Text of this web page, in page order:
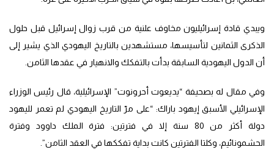
ويبدي قادة إسرائيليون مخاوف علنية من قرب زوال إسرائيل قبل حلول
الذكرى الثمانين لتأسيسها، مستشهدين بالتاريخ اليهودي الذي يشير إلى
أن الدول اليهودية السابقة بدأت بالتفكك والانهيار في عقدها الثامن.
وفي مقال له بصحيفة “يديعوت أحرونوت” الإسرائيلية، قال رئيس الوزراء
الإسرائيلي الأسبق إيهود باراك: “على مرّ التاريخ اليهودي لم تعمر لليهود
دولة أكثر من 80 سنة إلا في فترتين: فترة الملك داوود وفترة
الحشمونائيم، وكلتا الفترتين كانت بداية تفككها في العقد الثامن”.